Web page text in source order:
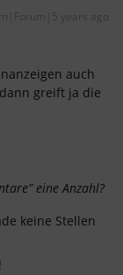
years ago
auch
greift ja die
eine Anzahl?
keine Stellen